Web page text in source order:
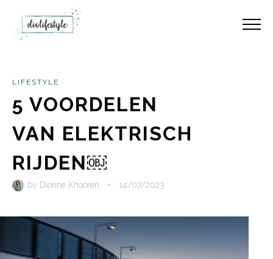
LIFESTYLE
5 VOORDELEN
VAN ELEKTRISCH
RIJDEN￼
by Dionne Knooren • 14/07/2023